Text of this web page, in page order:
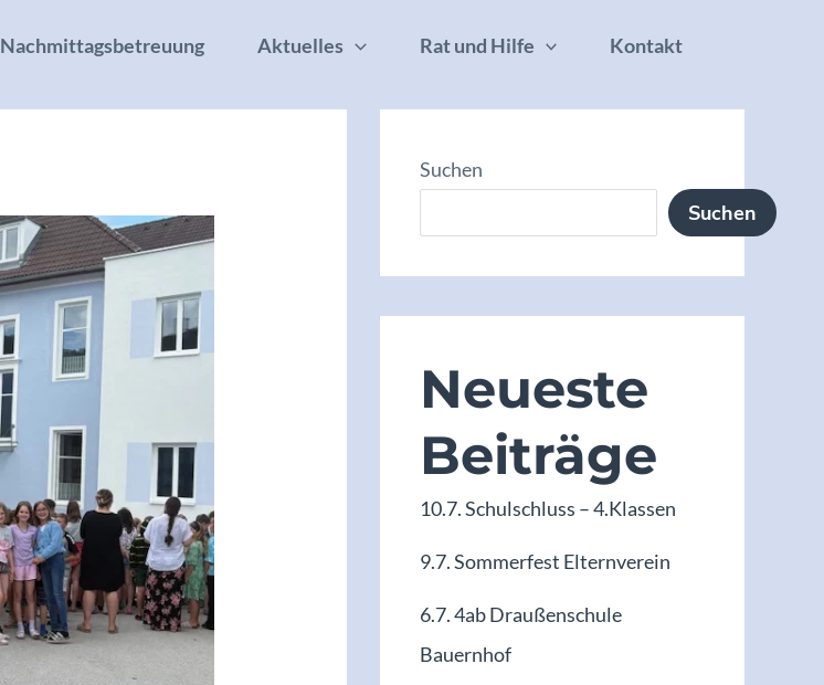
Nachmittagsbetreuung Aktuelles Rat und Hilfe Kontakt
Suchen
Suchen
Neueste
Beiträge
10.7. Schulschluss – 4.Klassen
9.7. Sommerfest Elternverein
6.7. 4ab Draußenschule
Bauernhof